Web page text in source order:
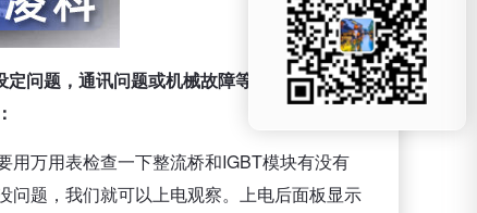
问题，通讯问题或机械故障等。下面我们就举
用万用表检查一下整流桥和IGBT模块有没有
问题，我们就可以上电观察。上电后面板显示